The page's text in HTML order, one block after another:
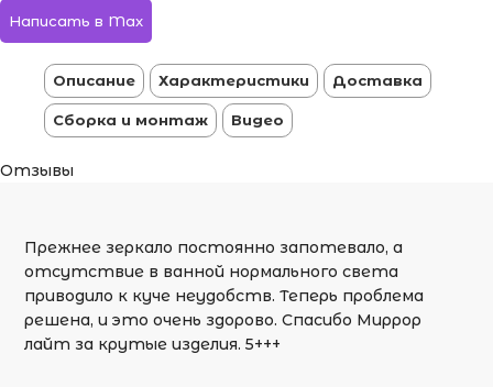
Написать в Max
Описание Характеристики Доставка
Сборка и монтаж Видео
Отзывы
Прежнее зеркало постоянно запотевало, а
отсутствие в ванной нормального света
приводило к куче неудобств. Теперь проблема
решена, и это очень здорово. Спасибо Миррор
лайт за крутые изделия. 5+++